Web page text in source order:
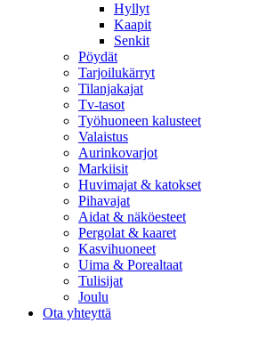
Hyllyt
Kaapit
Senkit
Pöydät
Tarjoilukärryt
Tilanjakajat
Tv-tasot
Työhuoneen kalusteet
Valaistus
Aurinkovarjot
Markiisit
Huvimajat & katokset
Pihavajat
Aidat & näköesteet
Pergolat & kaaret
Kasvihuoneet
Uima & Porealtaat
Tulisijat
Joulu
Ota yhteyttä